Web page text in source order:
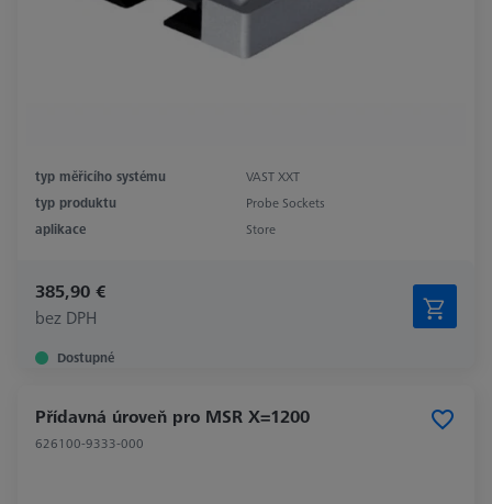
typ měřicího systému
VAST XXT
typ produktu
Probe Sockets
aplikace
Store
385,90 €
bez DPH
Dostupné
Přídavná úroveň pro MSR X=1200
626100-9333-000